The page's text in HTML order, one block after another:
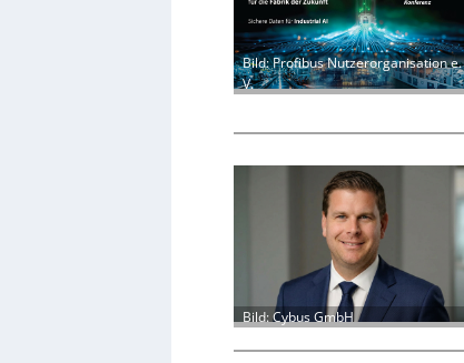
Bild: Profibus Nutzerorganisation e.
V.
Bild: Cybus GmbH